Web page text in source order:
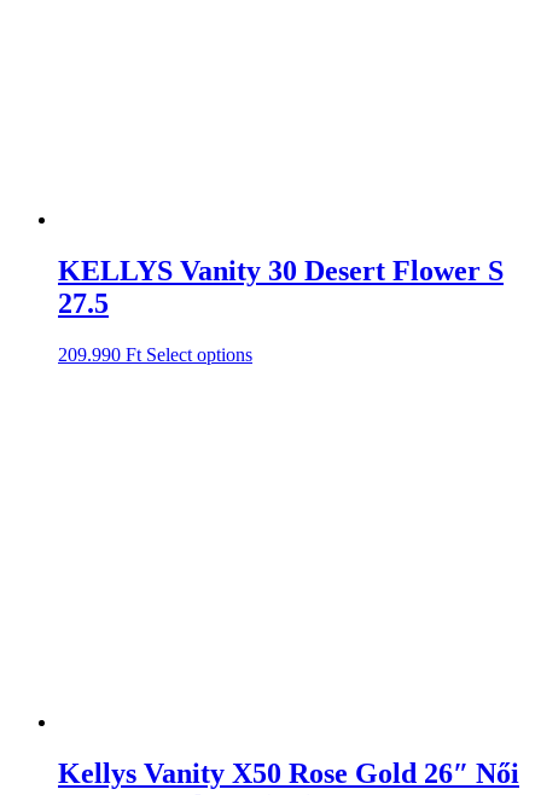
KELLYS Vanity 30 Desert Flower S
27.5
209.990 Ft Select options
Kellys Vanity X50 Rose Gold 26″ Női